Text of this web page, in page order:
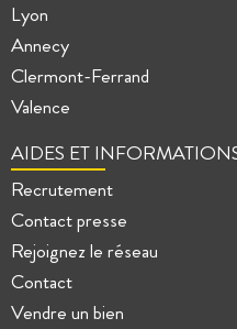
Lyon
Annecy
Clermont-Ferrand
Valence
AIDES ET
Recrutement
Contact presse
Rejoignez le réseau
Contact
Vendre un bien